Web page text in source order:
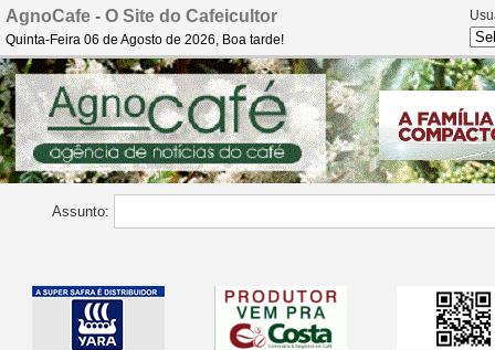
AgnoCafe - O Site do Cafeicultor
Quinta-Feira 06 de Agosto de 2026, Boa tarde!
Assunto: